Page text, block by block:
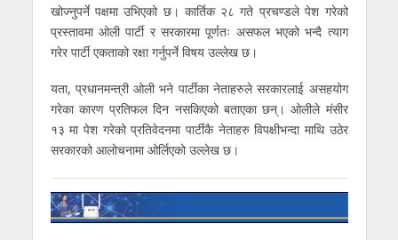
खोज्नुपर्ने पक्षमा उभिएको छ। कार्तिक २८ गते प्रचण्डले पेश गरेको
प्रस्तावमा ओली पार्टी र सरकारमा पूर्णतः असफल भएको भन्दै त्याग
गरेर पार्टी एकताको रक्षा गर्नुपर्ने विषय उल्लेख छ।
यता, प्रधानमन्त्री ओली भने पार्टीका नेताहरुले सरकारलाई असहयोग
गरेका कारण प्रतिफल दिन नसकिएको बताएका छन्। ओलीले मंसीर
१३ मा पेश गरेको प्रतिवेदनमा पार्टीकै नेताहरु विपक्षीभन्दा माथि उठेर
सरकारको आलोचनामा ओर्लिएको उल्लेख छ।